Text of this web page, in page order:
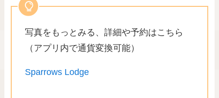
写真をもっとみる、詳細や予約はこちら
（アプリ内で通貨変換可能）
Sparrows Lodge